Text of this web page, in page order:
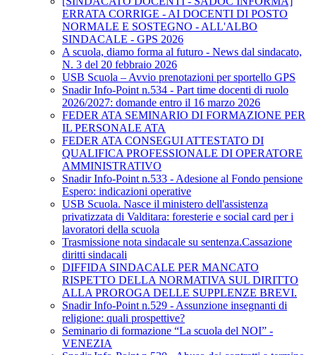
ERRATA CORRIGE - AI DOCENTI DI POSTO
NORMALE E SOSTEGNO - ALL'ALBO
SINDACALE - GPS 2026
A scuola, diamo forma al futuro - News dal sindacato,
N. 3 del 20 febbraio 2026
USB Scuola – Avvio prenotazioni per sportello GPS
Snadir Info-Point n.534 - Part time docenti di ruolo
2026/2027: domande entro il 16 marzo 2026
FEDER ATA SEMINARIO DI FORMAZIONE PER
IL PERSONALE ATA
FEDER ATA CONSEGUI ATTESTATO DI
QUALIFICA PROFESSIONALE DI OPERATORE
AMMINISTRATIVO
Snadir Info-Point n.533 - Adesione al Fondo pensione
Espero: indicazioni operative
USB Scuola. Nasce il ministero dell'assistenza
privatizzata di Valditara: foresterie e social card per i
lavoratori della scuola
Trasmissione nota sindacale su sentenza.Cassazione
diritti sindacali
DIFFIDA SINDACALE PER MANCATO
RISPETTO DELLA NORMATIVA SUL DIRITTO
ALLA PROROGA DELLE SUPPLENZE BREVI.
Snadir Info-Point n.529 - Assunzione insegnanti di
religione: quali prospettive?
Seminario di formazione “La scuola del NOI” -
VENEZIA